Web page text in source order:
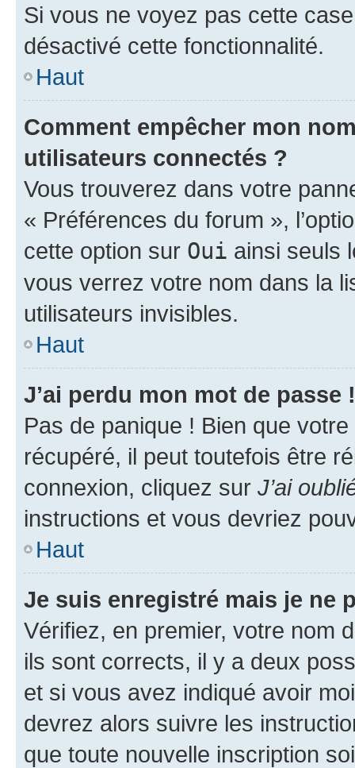
Si vous ne voyez pas cette
désactivé cette fonctionnalité.
Haut
Comment empêcher mon
utilisateurs connectés ?
Vous trouverez dans votre
« Préférences du forum »,
cette option sur Oui ainsi seuls
vous verrez votre nom dans la
utilisateurs invisibles.
Haut
J’ai perdu mon mot de passe !
Pas de panique ! Bien que
récupéré, il peut toutefois être
connexion, cliquez sur J’ai
instructions et vous devriez
Haut
Je suis enregistré mais je ne
Vérifiez, en premier, votre nom
ils sont corrects, il y a deux
et si vous avez indiqué avoir
devrez alors suivre les
que toute nouvelle inscription